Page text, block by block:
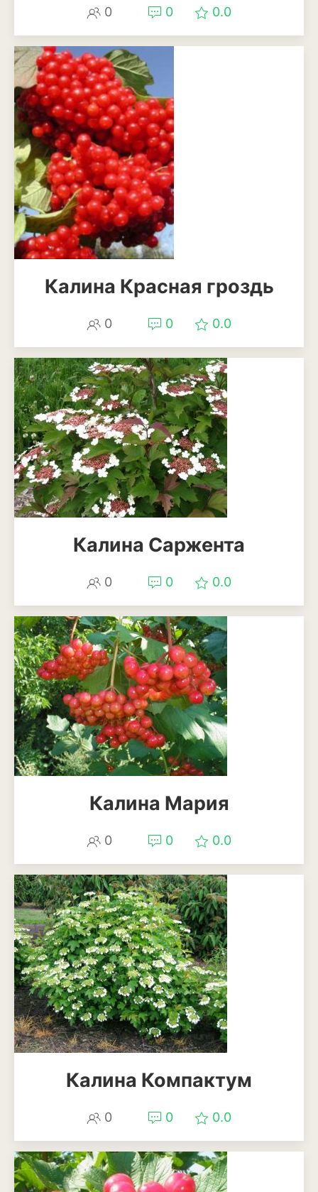
Нивяник или садовая
ромашка
Очиток или седум
Пеларгония
Петуния
Пионы
Рододендрон
Роза
Рудбекия
Тюльпан
Физалис
Флокс
Форзиция
Фуксия
Хоста
Хризантема
Эшшольция
Зерновые культуры
Кукуруза
Овёс
Пшеница
Ячмень
Комнатные растения
Антуриум
Бегония
Глоксиния
Диффенбахия
Колеус
Кротон или кодиеум
Фикус
Кустарники и деревья
0 0 0.0
Калина Красная гроздь
0 0 0.0
Калина Саржента
0 0 0.0
Калина Мария
0 0 0.0
Калина Компактум
0 0 0.0